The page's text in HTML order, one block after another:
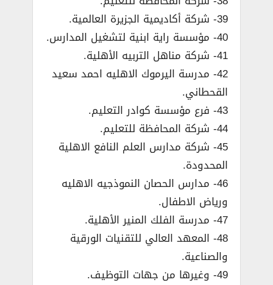
39- شركة أكاديمية الجزيرة العالمية.
40- مؤسسة راية ابنية لتشغيل المدارس.
41- شركة مناهل التربيه الأهلية.
42- مدرسة اليرموك الاهليه احمد سعيد
القحطاني.
43- فرع مؤسسة كوادر التعليم.
44- شركة المحافظة للتعليم.
45- شركة مدارس العلم النافع الاهلية
المحدودة.
46- مدارس الحصان النموذجيه الاهليه
ورياض الاطفال.
47- مدرسة الفلك المنير الأهلية.
48- المعهد العالي للتقنيات الورقية
والصناعية.
49- وغيرها من جهات التوظيف.